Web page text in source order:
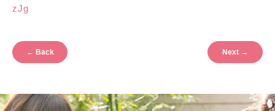
zJg
← Back Next →